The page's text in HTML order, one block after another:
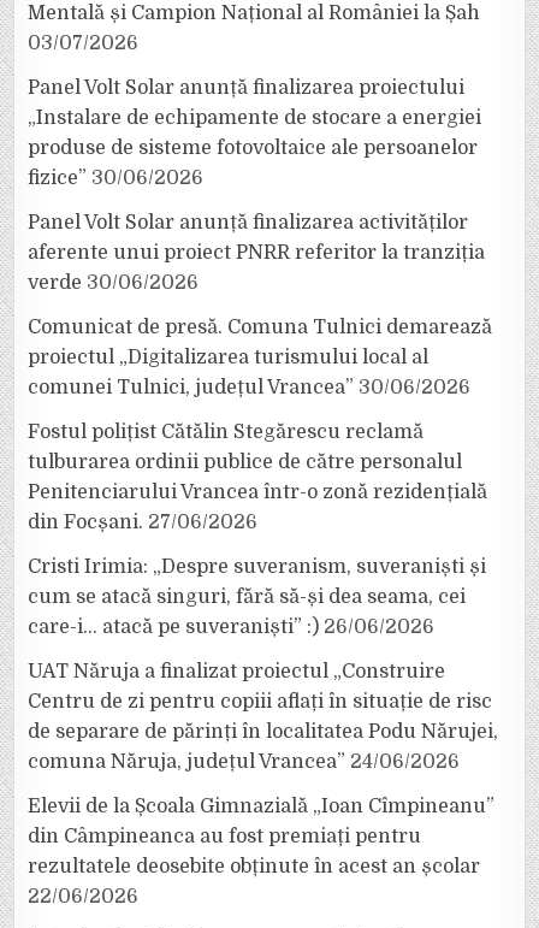
Mentală și Campion Național al României la Șah
03/07/2026
Panel Volt Solar anunță finalizarea proiectului
„Instalare de echipamente de stocare a energiei
produse de sisteme fotovoltaice ale persoanelor
fizice” 30/06/2026
Panel Volt Solar anunță finalizarea activităților
aferente unui proiect PNRR referitor la tranziția
verde 30/06/2026
Comunicat de presă. Comuna Tulnici demarează
proiectul „Digitalizarea turismului local al
comunei Tulnici, județul Vrancea” 30/06/2026
Fostul polițist Cătălin Stegărescu reclamă
tulburarea ordinii publice de către personalul
Penitenciarului Vrancea într-o zonă rezidențială
din Focșani. 27/06/2026
Cristi Irimia: „Despre suveranism, suveraniști și
cum se atacă singuri, fără să-și dea seama, cei
care-i… atacă pe suveraniști” :) 26/06/2026
UAT Năruja a finalizat proiectul „Construire
Centru de zi pentru copiii aflați în situație de risc
de separare de părinți în localitatea Podu Nărujei,
comuna Năruja, județul Vrancea” 24/06/2026
Elevii de la Școala Gimnazială „Ioan Cîmpineanu”
din Câmpineanca au fost premiați pentru
rezultatele deosebite obținute în acest an școlar
22/06/2026